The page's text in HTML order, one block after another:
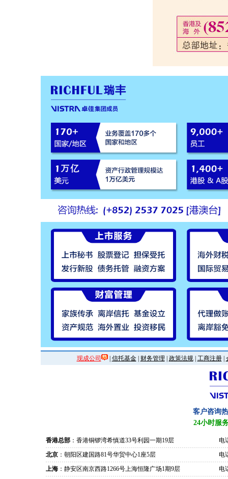
现成公司 | 信托基金| 财务管理 政策法规| 工商注册|
客户咨询
24小时服
香港总部 ：香港铜锣湾希慎道33号利园一期19层
电
北京 ：朝阳区建国路81号华贸中心1座5层
电
上海 ：静安区南京西路1266号上海恒隆广场1期9层
电